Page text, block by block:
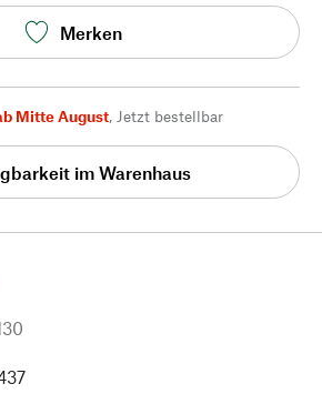
Merken
Mitte August, Jetzt bestellbar
im Warenhaus